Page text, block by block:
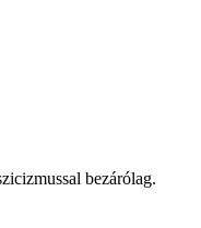
bezárólag.